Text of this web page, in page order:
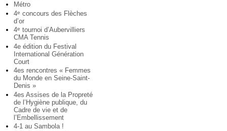
Métro
4e concours des Flèches
d’or
4e tournoi d’Aubervilliers
CMA Tennis
4e édition du Festival
International Génération
Court
4es rencontres « Femmes
du Monde en Seine-Saint-
Denis »
4es Assises de la Propreté
de l’Hygiène publique, du
Cadre de vie et de
l’Embellissement
4-1 au Sambola !